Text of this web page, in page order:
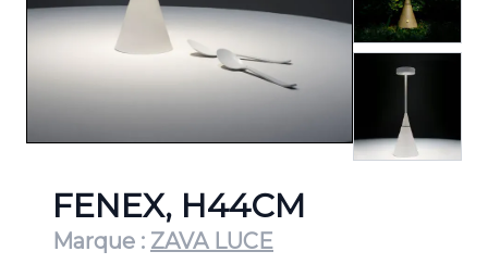
View
FENEX, H44CM
Marque : ZAVA LUCE